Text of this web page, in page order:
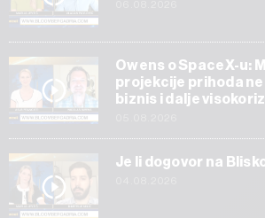
Owens o SpaceX-u:
projekcije prihoda
biznis i dalje
Je li dogovor na